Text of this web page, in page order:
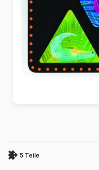
5 Teile